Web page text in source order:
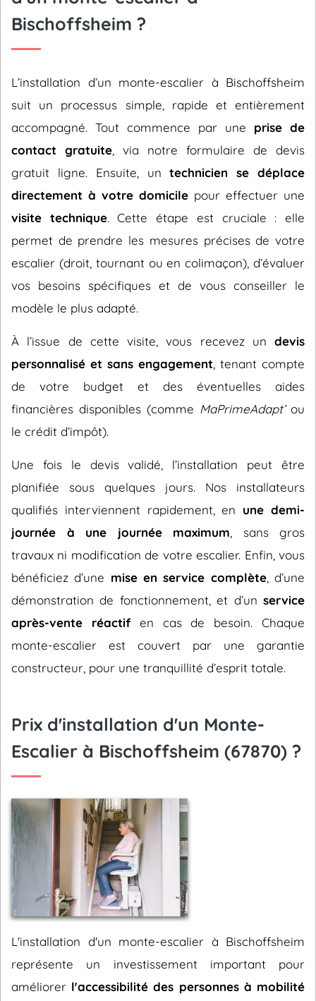
Bischoffsheim ?
L’installation d’un monte-escalier à Bischoffsheim
suit un processus simple, rapide et entièrement
accompagné. Tout commence par une prise de
contact gratuite , via notre formulaire de devis
gratuit ligne. Ensuite, untechnicien se déplace
directement à votre domicile pour effectuer une
visite technique. Cette étape est cruciale : elle
permet de prendre les mesures précises de votre
escalier (droit, tournant ou en colimaçon), d’évaluer
vos besoins spécifiques et de vous conseiller le
modèle le plus adapté.
À l’issue de cette visite, vous recevez un devis
personnalisé et sans engagement , tenant compte
de votre budget et des éventuelles aides
financières disponibles (comme MaPrimeAdapt’ou
le crédit d’impôt).
Une fois le devis validé, l’installation peut être
planifiée sous quelques jours. Nos installateurs
qualifiés interviennent rapidement, en une demi-
journée à une journée maximum , sans gros
travaux ni modification de votre escalier. Enfin, vous
bénéficiez d’une mise en service complète, d’une
démonstration de fonctionnement, et d’un service
après-vente réactifen cas de besoin. Chaque
monte-escalier est couvert par une garantie
constructeur, pour une tranquillité d’esprit totale.
Prix d'installation d'un Monte-
Escalier à Bischoffsheim (67870) ?
L'installation d'un monte-escalier à Bischoffsheim
représente un investissement important pour
améliorer l'accessibilité des personnes à mobilité